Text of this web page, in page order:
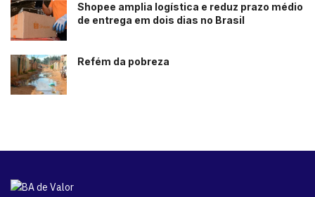
Shopee amplia logística e reduz prazo médio
de entrega em dois dias no Brasil
Refém da pobreza